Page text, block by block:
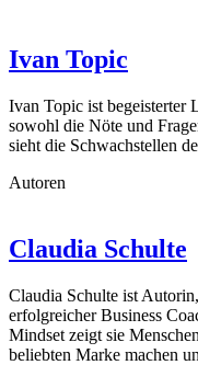
Ivan Topic
Ivan Topic ist begeisterter
sowohl die Nöte und
sieht die Schwachstellen
Autoren
Claudia Schulte
Claudia Schulte ist
erfolgreicher Business
Mindset zeigt sie
beliebten Marke machen